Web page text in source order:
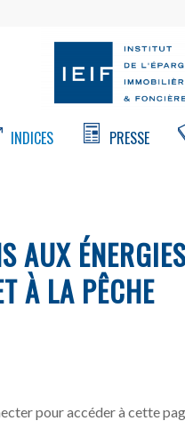
INDICES PRESSE
AUX
À LA PÊCHE
pour accéder à cette